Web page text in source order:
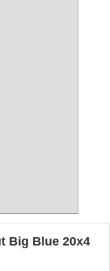
Big Blue 20х4